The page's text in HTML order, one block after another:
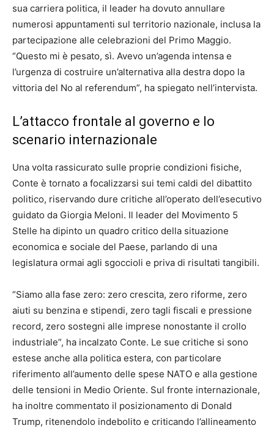
sua carriera politica, il leader ha dovuto annullare
numerosi appuntamenti sul territorio nazionale, inclusa la
partecipazione alle celebrazioni del Primo Maggio.
“Questo mi è pesato, sì. Avevo un’agenda intensa e
l’urgenza di costruire un’alternativa alla destra dopo la
vittoria del No al referendum”, ha spiegato nell’intervista.
L’attacco frontale al governo e lo
scenario internazionale
Una volta rassicurato sulle proprie condizioni fisiche,
Conte è tornato a focalizzarsi sui temi caldi del dibattito
politico, riservando dure critiche all’operato dell’esecutivo
guidato da Giorgia Meloni. Il leader del Movimento 5
Stelle ha dipinto un quadro critico della situazione
economica e sociale del Paese, parlando di una
legislatura ormai agli sgoccioli e priva di risultati tangibili.
“Siamo alla fase zero: zero crescita, zero riforme, zero
aiuti su benzina e stipendi, zero tagli fiscali e pressione
record, zero sostegni alle imprese nonostante il crollo
industriale”, ha incalzato Conte. Le sue critiche si sono
estese anche alla politica estera, con particolare
riferimento all’aumento delle spese NATO e alla gestione
delle tensioni in Medio Oriente. Sul fronte internazionale,
ha inoltre commentato il posizionamento di Donald
Trump, ritenendolo indebolito e criticando l’allineamento